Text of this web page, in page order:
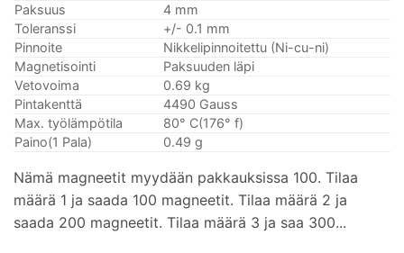
Paksuus
4 mm
Toleranssi
+/- 0.1 mm
Pinnoite
Nikkelipinnoitettu (Ni-cu-ni)
Magnetisointi
Paksuuden läpi
Vetovoima
0.69 kg
Pintakenttä
4490 Gauss
Max. työlämpötila
80° C(176° f)
Paino(1 Pala)
0.49 g
Nämä magneetit myydään pakkauksissa 100. Tilaa
määrä 1 ja saada 100 magneetit. Tilaa määrä 2 ja
saada 200 magneetit. Tilaa määrä 3 ja saa 300...